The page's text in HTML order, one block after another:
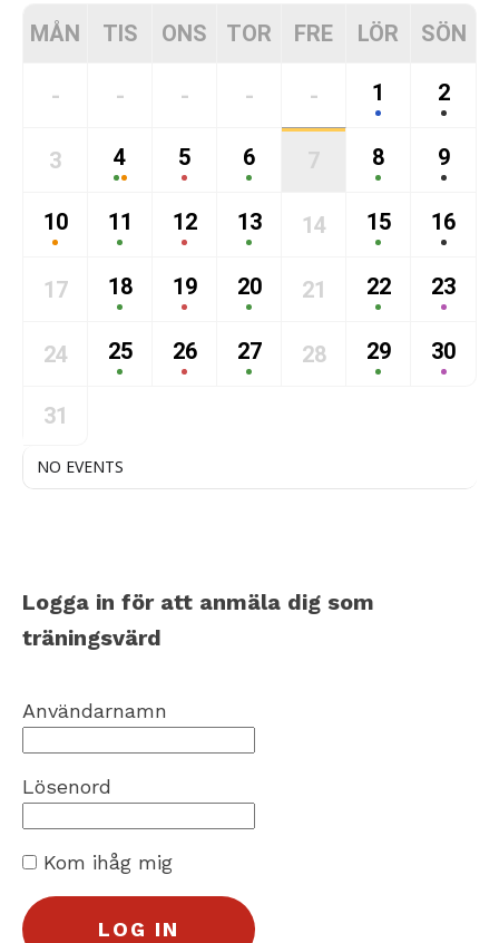
MÅN TIS ONS TOR FRE LÖR SÖN
- - - - - 1 2
3 4 5 6 7 8 9
10 11 12 13 14 15 16
17 18 19 20 21 22 23
24 25 26 27 28 29 30
31
NO EVENTS
Logga in för att anmäla dig som
träningsvärd
Användarnamn
Lösenord
Kom ihåg mig